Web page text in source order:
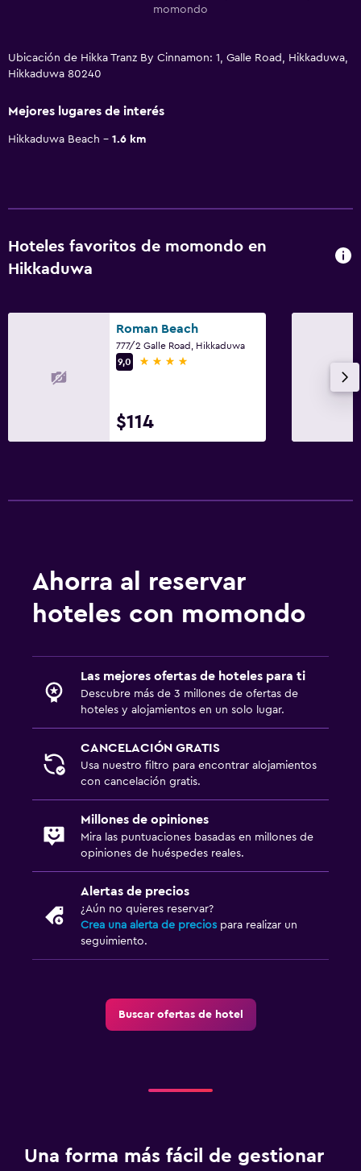
momondo
Ubicación de Hikka Tranz By Cinnamon: 1, Galle Road, Hikkaduwa,
Hikkaduwa 80240
Mejores lugares de interés
Hikkaduwa Beach 1.6 km
Hoteles favoritos de momondo en
Hikkaduwa
Roman Beach
777/2 Galle Road, Hikkaduwa
9,0
4 estrellas
$114
Ahorra al reservar
hoteles con momondo
Las mejores ofertas de hoteles para ti
Descubre más de 3 millones de ofertas de
hoteles y alojamientos en un solo lugar.
CANCELACIÓN GRATIS
Usa nuestro filtro para encontrar alojamientos
con cancelación gratis.
Millones de opiniones
Mira las puntuaciones basadas en millones de
opiniones de huéspedes reales.
Alertas de precios
¿Aún no quieres reservar?
Crea una alerta de precios para realizar un
seguimiento.
Buscar ofertas de hotel
Una forma más fácil de gestionar